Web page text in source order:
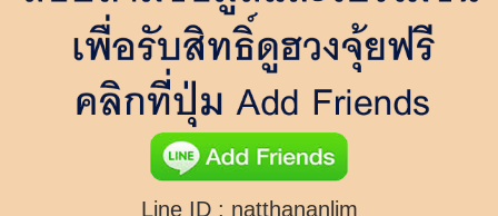
Line ID : natthananlim